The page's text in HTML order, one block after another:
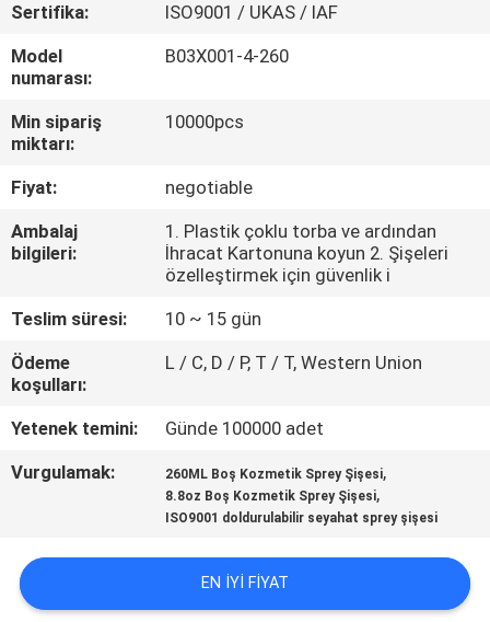
FABRIKA
TURU
KALITE
KONTROL
SITE
PRIVACY
POLICY
Sertifika:
ISO9001 / UKAS / IAF
Model
numarası:
B03X001-4-260
Min sipariş
miktarı:
10000pcs
Fiyat:
negotiable
Ambalaj
bilgileri:
1. Plastik çoklu torba ve ardından
İhracat Kartonuna koyun 2. Şişeleri
özelleştirmek için güvenlik i
Teslim süresi:
10 ~ 15 gün
Ödeme
koşulları:
L / C, D / P, T / T, Western Union
Yetenek temini:
Günde 100000 adet
Vurgulamak:
260ML Boş Kozmetik Sprey Şişesi,
8.8oz Boş Kozmetik Sprey Şişesi,
ISO9001 doldurulabilir seyahat sprey şişesi
EN IYI FIYAT